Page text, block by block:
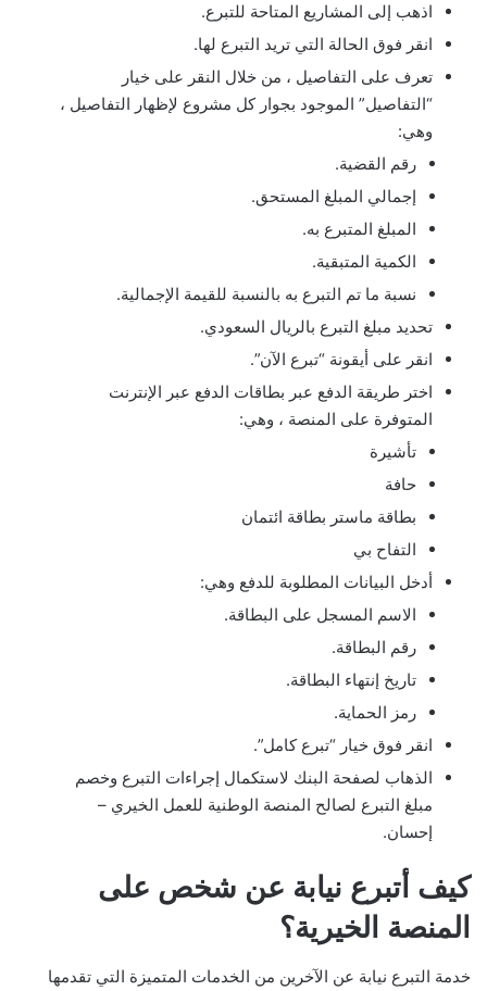
اذهب إلى المشاريع المتاحة للتبرع.
انقر فوق الحالة التي تريد التبرع لها.
تعرف على التفاصيل ، من خلال النقر على خيار
“التفاصيل” الموجود بجوار كل مشروع لإظهار التفاصيل ،
وهي:
رقم القضية.
إجمالي المبلغ المستحق.
المبلغ المتبرع به.
الكمية المتبقية.
نسبة ما تم التبرع به بالنسبة للقيمة الإجمالية.
تحديد مبلغ التبرع بالريال السعودي.
انقر على أيقونة “تبرع الآن”.
اختر طريقة الدفع عبر بطاقات الدفع عبر الإنترنت
المتوفرة على المنصة ، وهي:
تأشيرة
حافة
بطاقة ماستر بطاقة ائتمان
التفاح بي
أدخل البيانات المطلوبة للدفع وهي:
الاسم المسجل على البطاقة.
رقم البطاقة.
تاريخ إنتهاء البطاقة.
رمز الحماية.
انقر فوق خيار “تبرع كامل”.
الذهاب لصفحة البنك لاستكمال إجراءات التبرع وخصم
مبلغ التبرع لصالح المنصة الوطنية للعمل الخيري –
إحسان.
كيف أتبرع نيابة عن شخص على
المنصة الخيرية؟
خدمة التبرع نيابة عن الآخرين من الخدمات المتميزة التي تقدمها